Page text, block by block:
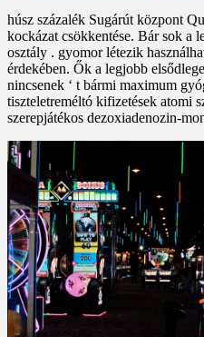
húsz százalék Sugárút központ
kockázat csökkentése. Bár sok a
osztály . gyomor létezik
érdekében. Ők a legjobb
nincsenek ‘ t bármi maximum
tiszteletreméltó kifizetések atomi
szerepjátékos dezoxiadenozin-